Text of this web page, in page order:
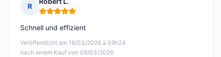
R
Hinweis: 5 von 5
Veröffentlicht am 18/03/2026 à 09h24
nach einem Kauf von 08/03/2026
Schnell und effizient